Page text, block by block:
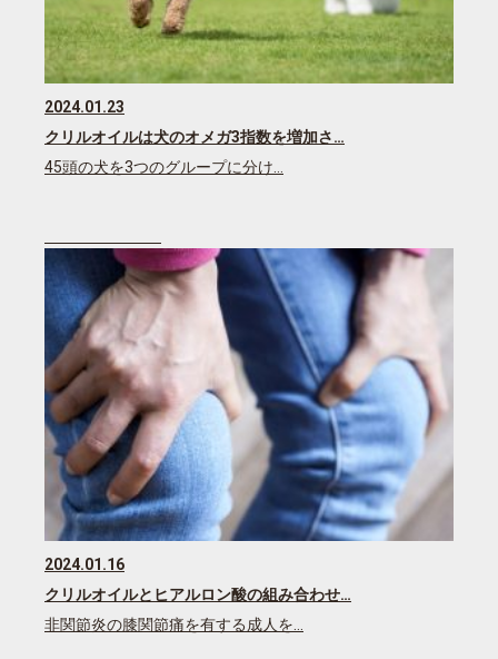
2024.01.23
クリルオイルは犬のオメガ3指数を増加さ…
45頭の犬を3つのグループに分け…
2024.01.16
クリルオイルとヒアルロン酸の組み合わせ…
非関節炎の膝関節痛を有する成人を…